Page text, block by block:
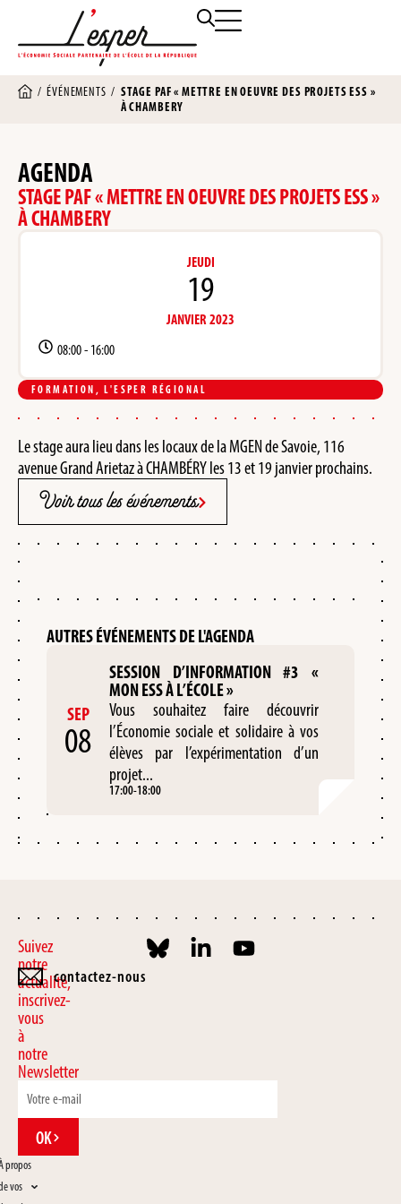
/ÉVÉNEMENTS / STAGE PAF « METTRE EN OEUVRE DES PROJETS ESS »
À CHAMBERY
AGENDA
STAGE PAF « METTRE EN OEUVRE DES PROJETS ESS »
À CHAMBERY
JEUDI
19
JANVIER 2023
08:00 - 16:00
FORMATION , L'ESPER RÉGIONAL
Le stage aura lieu dans les locaux de la MGEN de Savoie, 116
avenue Grand Arietaz à CHAMBÉRY les 13 et 19 janvier prochains.
Voir tous les événements
AUTRES ÉVÉNEMENTS DE L'AGENDA
SEP
08
SESSION D’INFORMATION #3 «
MON ESS À L’ÉCOLE »
Vous souhaitez faire découvrir
l’Économie sociale et solidaire à vos
élèves par l’expérimentation d’un
projet...
17:00-18:00
Suivez
notre
actualité,
inscrivez-
vous
à
notre
Newsletter
OK
propos
vos
contactez-nous